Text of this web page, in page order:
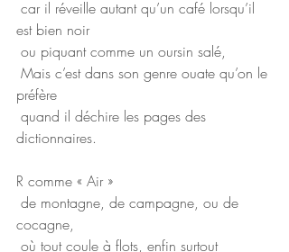
est bien noir
ou piquant comme un oursin salé,
préfère
dictionnaires.
R comme « Air »
cocagne,